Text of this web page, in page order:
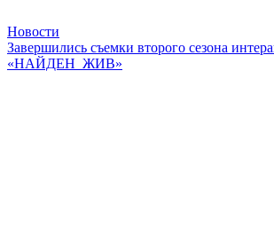
Новости
Завершились съемки второго сезона
«НАЙДЕН_ЖИВ»